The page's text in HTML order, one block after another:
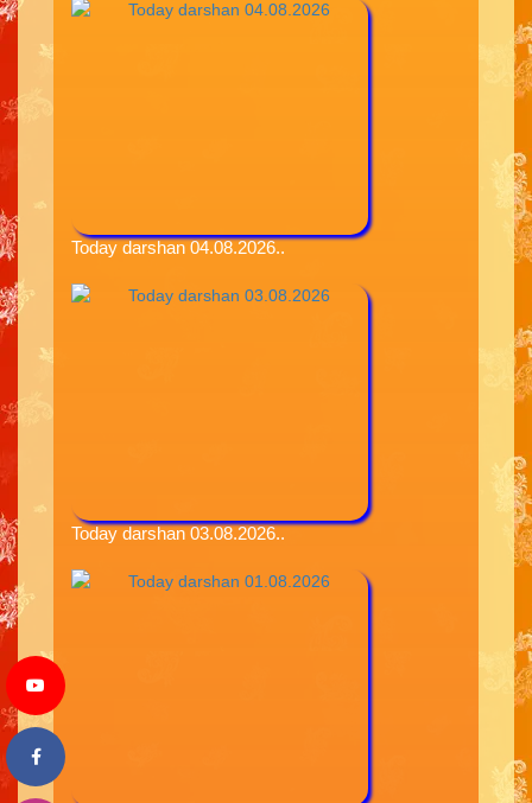
Today darshan 04.08.2026..
Today darshan 03.08.2026..